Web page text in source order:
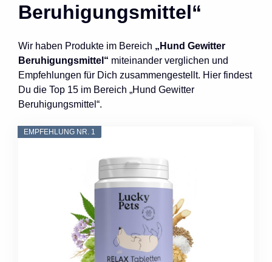
Beruhigungsmittel“
Wir haben Produkte im Bereich „Hund Gewitter
Beruhigungsmittel“ miteinander verglichen und
Empfehlungen für Dich zusammengestellt. Hier findest
Du die Top 15 im Bereich „Hund Gewitter
Beruhigungsmittel“.
EMPFEHLUNG NR. 1